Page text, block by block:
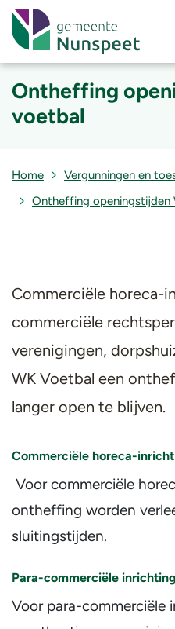
Ontheffing
voetbal
Home
Vergunningen en
Ontheffing openingstijden
Commerciële horeca-
commerciële
verenigingen,
WK Voetbal een
langer open te blijven.
Commerciële horeca-
Voor commerciële
ontheffing worden
sluitingstijden.
Para-commerciële
Voor para-commerciële